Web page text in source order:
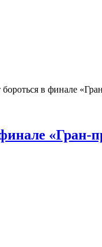
в финале
«Гран-